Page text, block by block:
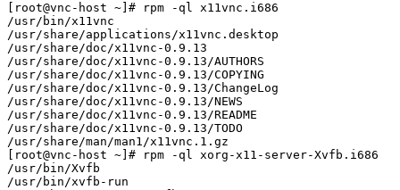
[root@vnc-host ~]# rpm -ql x11vnc.i686
/usr/bin/x11vnc
/usr/share/applications/x11vnc.desktop
/usr/share/doc/x11vnc-0.9.13
/usr/share/doc/x11vnc-0.9.13/AUTHORS
/usr/share/doc/x11vnc-0.9.13/COPYING
/usr/share/doc/x11vnc-0.9.13/ChangeLog
/usr/share/doc/x11vnc-0.9.13/NEWS
/usr/share/doc/x11vnc-0.9.13/README
/usr/share/doc/x11vnc-0.9.13/TODO
/usr/share/man/man1/x11vnc.1.gz
[root@vnc-host ~]# rpm -ql xorg-x11-server-Xvfb.i686
/usr/bin/Xvfb
/usr/bin/xvfb-run